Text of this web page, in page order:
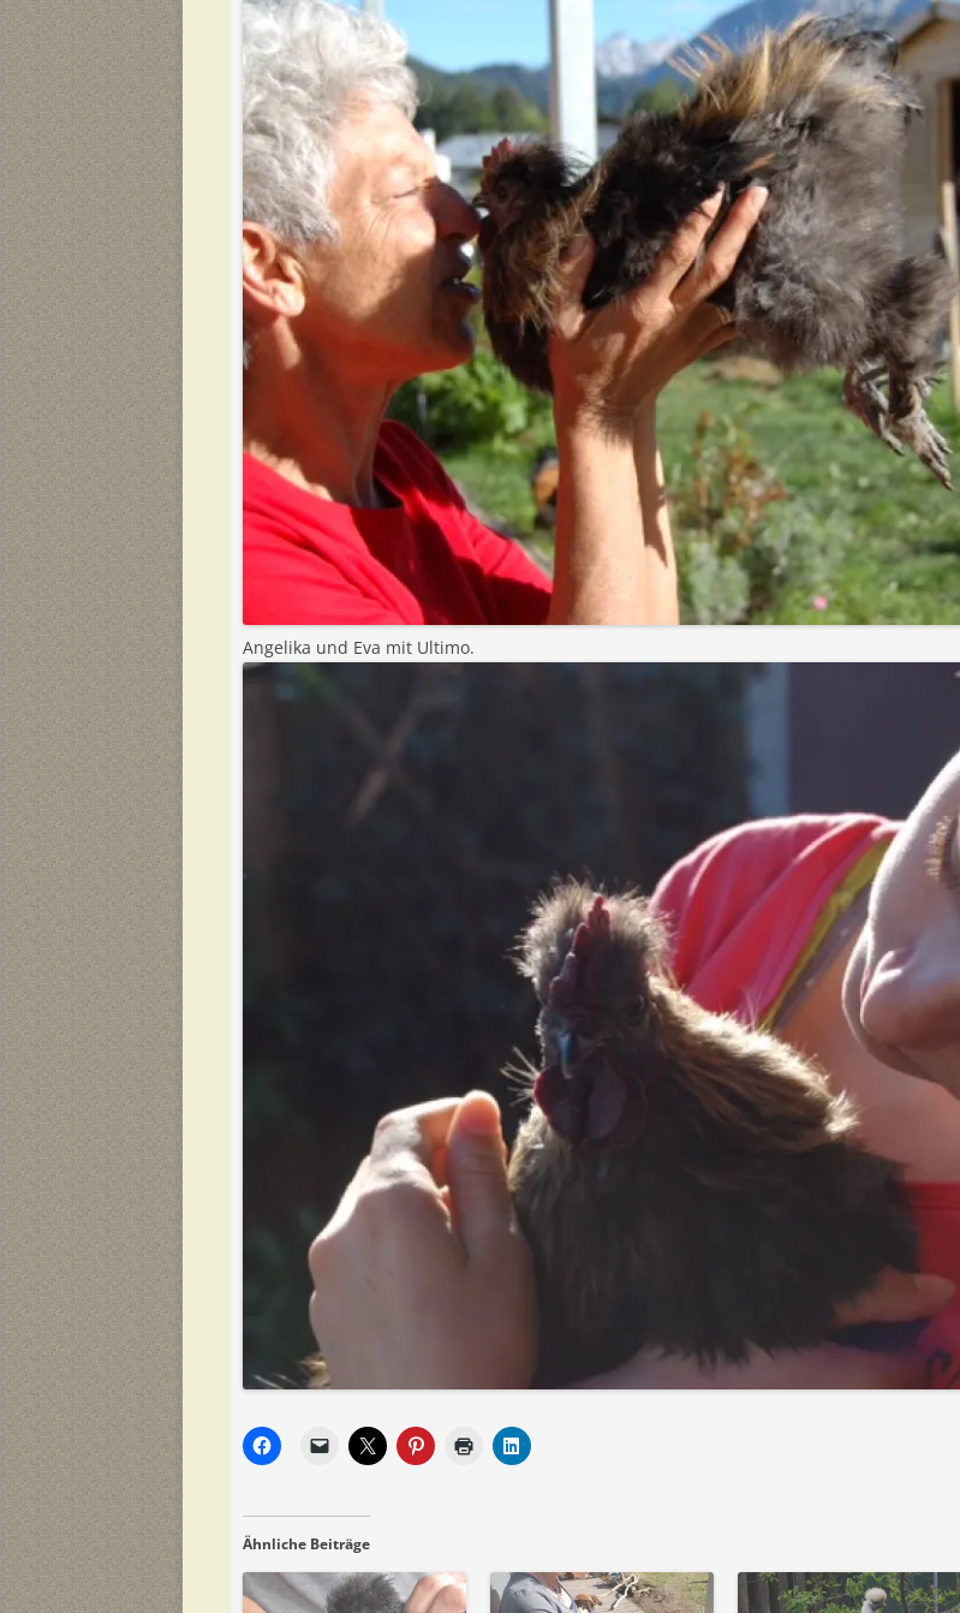
Angelika und Eva mit Ultimo.
Ähnliche Beiträge